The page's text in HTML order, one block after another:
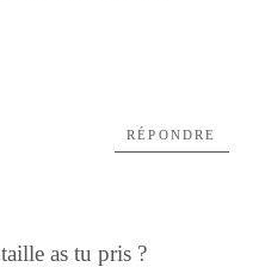
as tu pris ?
RÉPONDRE